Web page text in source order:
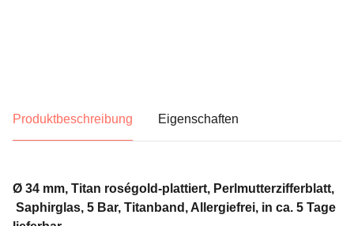
Produktbeschreibung Eigenschaften
Ø 34 mm, Titan roségold-plattiert, Perlmutterzifferblatt,
Saphirglas, 5 Bar, Titanband, Allergiefrei, in ca. 5 Tage